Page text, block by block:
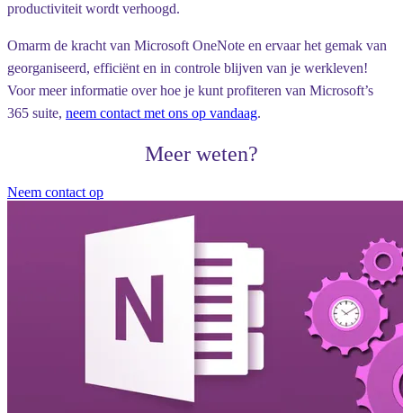
productiviteit wordt verhoogd.
Omarm de kracht van Microsoft OneNote en ervaar het gemak van
georganiseerd, efficiënt en in controle blijven van je werkleven!
Voor meer informatie over hoe je kunt profiteren van Microsoft’s
365 suite, neem contact met ons op vandaag.
Meer weten?
Neem contact op